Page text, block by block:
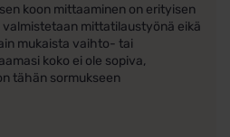
koon mittaaminen on erityisen
mittatilaustyönä eikä
mukaista vaihto- tai
koko ei ole sopiva,
tähän sormukseen